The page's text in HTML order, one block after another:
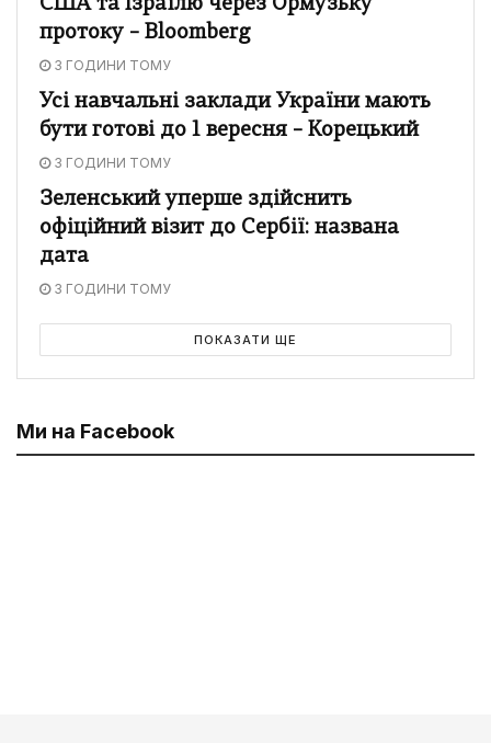
США та Ізраїлю через Ормузьку
протоку – Bloomberg
3 ГОДИНИ ТОМУ
Усі навчальні заклади України мають
бути готові до 1 вересня – Корецький
3 ГОДИНИ ТОМУ
Зеленський уперше здійснить
офіційний візит до Сербії: названа
дата
3 ГОДИНИ ТОМУ
ПОКАЗАТИ ЩЕ
Ми на Facebook